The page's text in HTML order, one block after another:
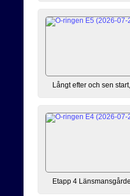
Långt efter och sen
Etapp 4